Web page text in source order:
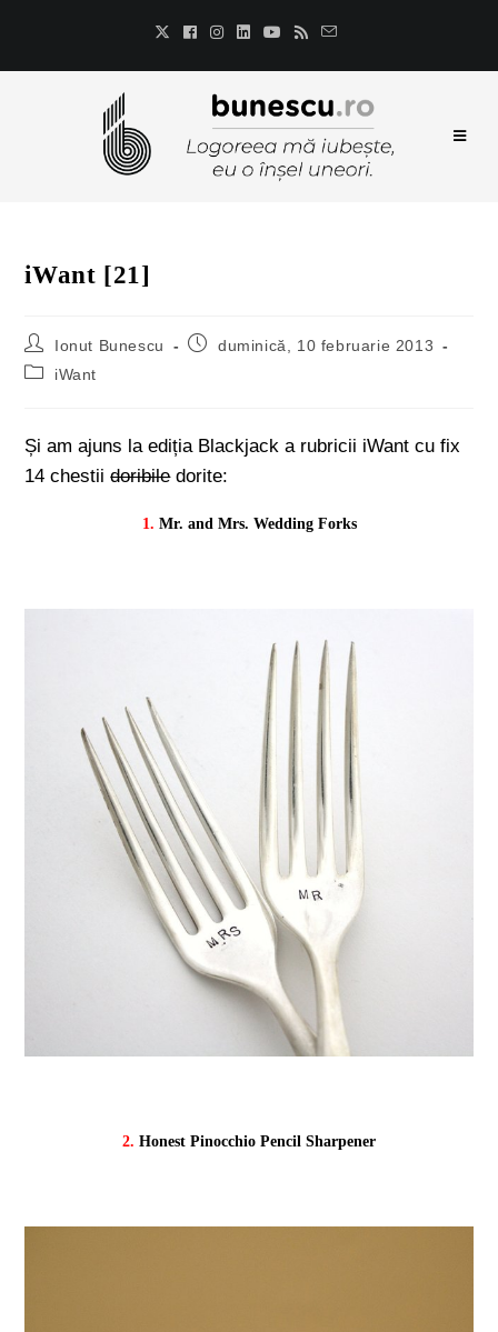
iWant [21]
Ionut Bunescu
duminică, 10 februarie 2013
iWant
Și am ajuns la ediția Blackjack a rubricii iWant cu fix
14 chestiidoribiledorite:
1. Mr. and Mrs. Wedding Forks
2. Honest Pinocchio Pencil Sharpener